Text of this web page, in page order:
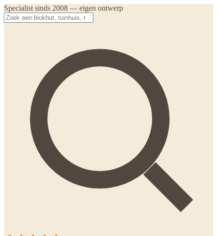
Specialist sinds 2008 — eigen ontwerp